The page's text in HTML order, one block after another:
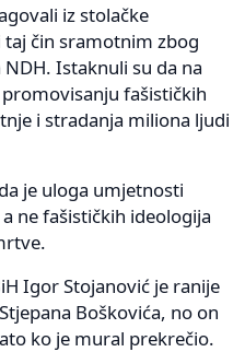
iz stolačke
taj čin sramotnim zbog
Istaknuli su da na
fašističkih
i stradanja miliona ljudi
je uloga umjetnosti
ne fašističkih ideologija
Igor Stojanović je ranije
Boškovića, no on
ko je mural prekrečio.